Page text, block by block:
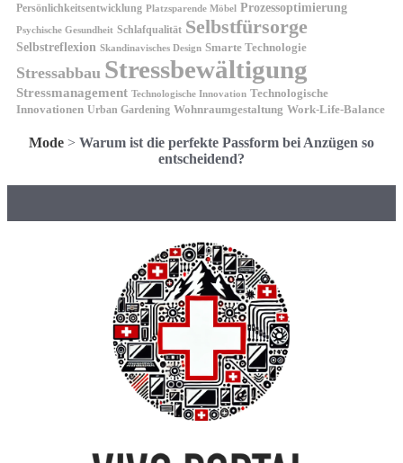
Persönlichkeitsentwicklung Platzsparende Möbel Prozessoptimierung
Psychische Gesundheit Schlafqualität Selbstfürsorge
Selbstreflexion Skandinavisches Design Smarte Technologie
Stressabbau Stressbewältigung
Stressmanagement Technologische Innovation Technologische
Innovationen Urban Gardening Wohnraumgestaltung Work-Life-Balance
Mode > Warum ist die perfekte Passform bei Anzügen so
entscheidend?